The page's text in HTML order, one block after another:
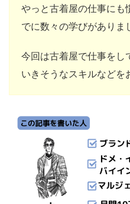
やっと古着屋の仕事にも
でに数々の学びがありま
今回は古着屋で仕事をし
いきそうなスキルなどを